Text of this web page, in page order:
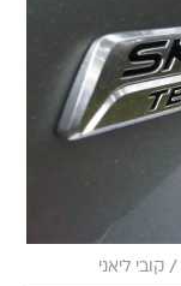
/ קובי ליאני